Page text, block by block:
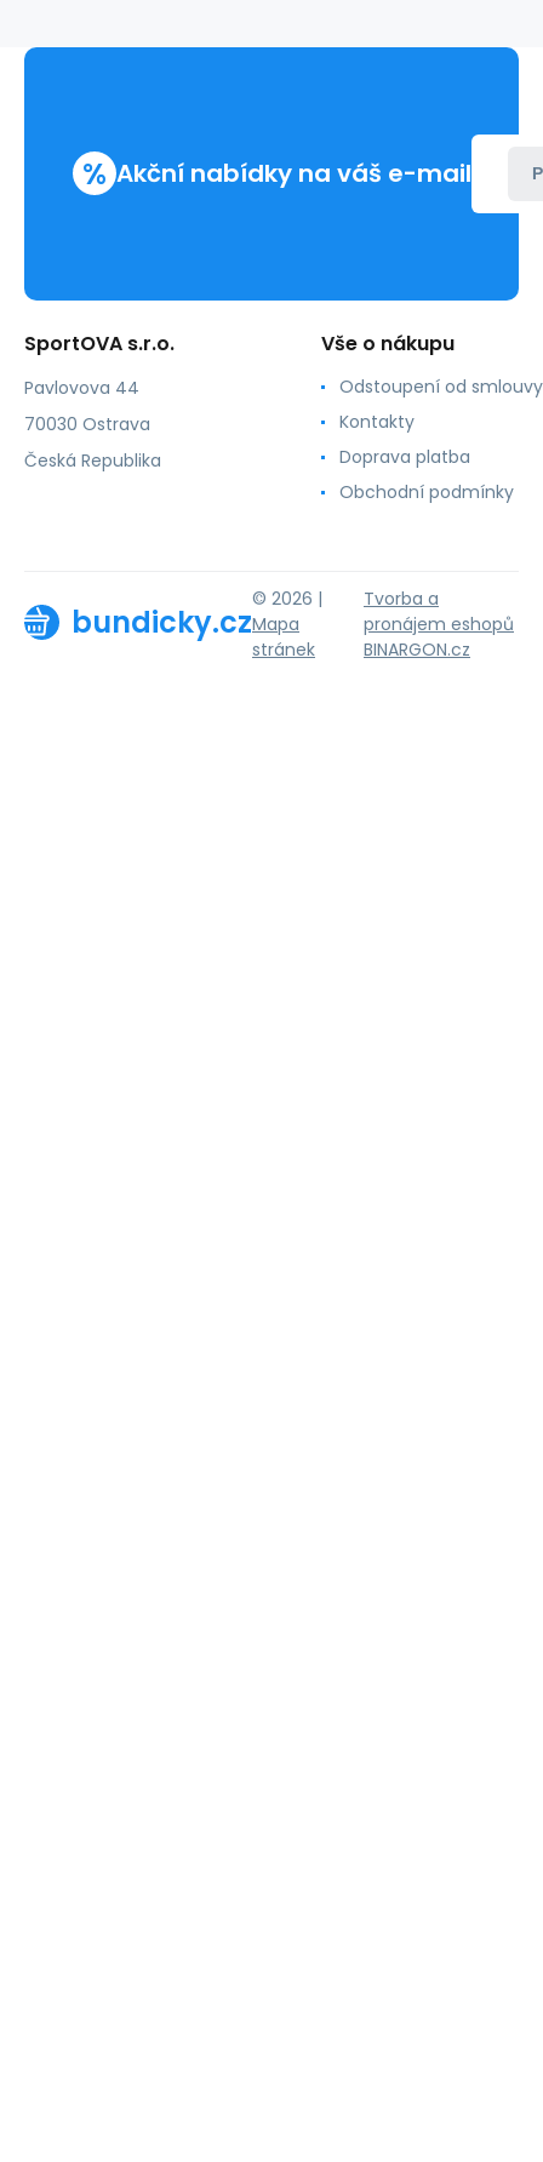
% Akční nabídky na váš e-mail
SportOVA s.r.o.
Pavlovova 44
70030 Ostrava
Česká Republika
Vše o nákupu
Odstoupení od smlouvy
Kontakty
Doprava platba
Obchodní podmínky
bundicky.cz
© 2026 |
Mapa
stránek
Tvorba a
pronájem eshopů
BINARGON.cz